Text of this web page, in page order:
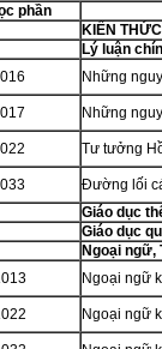
phần
KIẾN
Lý luận
Những
Những
Tư tưởng
Đường lối
Giáo dục
Giáo dục
Ngoại ngữ,
Ngoại ngữ
Ngoại ngữ